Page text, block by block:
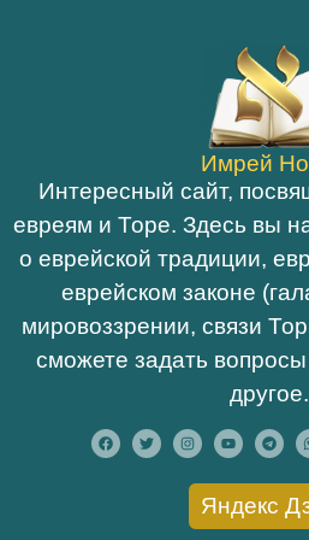
Имрей
Интересный сайт,
евреям и Торе. Здесь вы
о еврейской традиции,
еврейском законе
мировоззрении, связи
сможете задать
другое.
Яндекс